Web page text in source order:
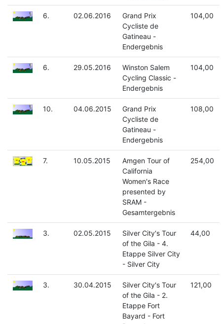
6. 02.06.2016
Grand Prix
Cycliste de
Gatineau -
Endergebnis
104,00
6. 29.05.2016
Winston Salem
Cycling Classic -
Endergebnis
104,00
10. 04.06.2015
Grand Prix
Cycliste de
Gatineau -
Endergebnis
108,00
7. 10.05.2015
Amgen Tour of
California
Women's Race
presented by
SRAM -
Gesamtergebnis
254,00
3. 02.05.2015
Silver City's Tour
of the Gila - 4.
Etappe Silver City
- Silver City
44,00
3. 30.04.2015
Silver City's Tour
of the Gila - 2.
Etappe Fort
Bayard - Fort
121,00